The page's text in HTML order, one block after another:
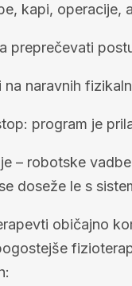
kapi, operacije,
preprečevati
na naravnih
program je
– robotske
doseže le s
običajno